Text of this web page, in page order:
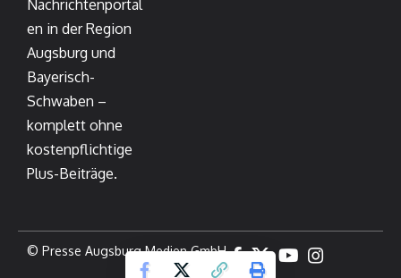
Nachrichtenportal
en in der Region
Augsburg und
Bayerisch-
Schwaben –
komplett ohne
kostenpflichtige
Plus-Beiträge.
© Presse Augsburg Medien GmbH